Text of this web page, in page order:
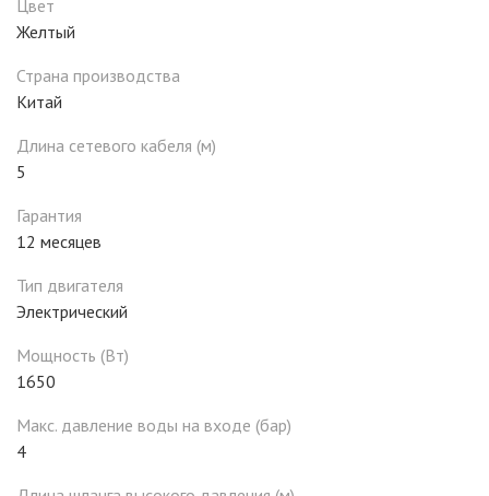
Цвет
Желтый
Страна производства
Китай
Длина сетевого кабеля (м)
5
Гарантия
12 месяцев
Тип двигателя
Электрический
Мощность (Вт)
1650
Макс. давление воды на входе (бар)
4